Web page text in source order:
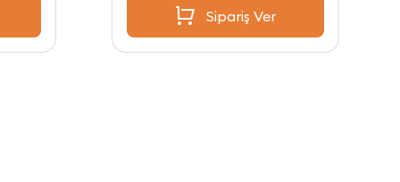
Sipariş Ver